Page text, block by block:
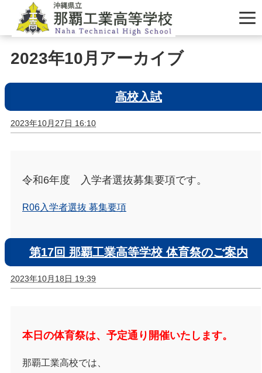
2023年10月アーカイブ
高校入試
2023年10月27日 16:10
令和6年度 入学者選抜募集要項です。
R06入学者選抜 募集要項
第17回 那覇工業高等学校 体育祭のご案内
2023年10月18日 19:39
本日の体育祭は、予定通り開催いたします。
那覇工業高校では、